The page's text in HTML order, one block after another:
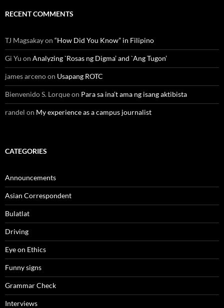
RECENT COMMENTS
TJ Magsakayon “How Did You Know” in Filipino
Gi Yu on Analyzing `Rosas ng Digma’ and `Ang Tugon’
james arcenoon Usapang ROTC
Bienvenido S. Lorqueon Para sa ina’t ama ng isang aktibista
randel on My experience as a campus journalist
CATEGORIES
Announcements
Asian Correspondent
Bulatlat
Driving
Eye on Ethics
Funny signs
Grammar Check
Interviews